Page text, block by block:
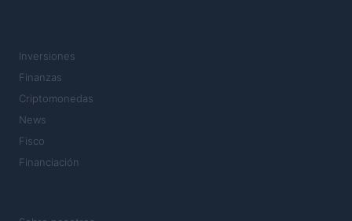
Inversiones
Finanzas
Criptomonedas
News
Fisco
Financiación